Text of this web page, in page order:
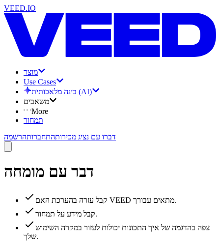
VEED.IO
מוצר
Use Cases
בינה מלאכותית (AI)
משאבים
More
תמחור
דברו עם נציג מכירותהתחברותהרשמה
דבר עם מומחה
קבל עזרה בהערכת האם VEED מתאים עבורך.
קבל מידע על תמחור.
צפה בהדגמה של איך התכונות יכולות לעזור במקרה השימוש
שלך.